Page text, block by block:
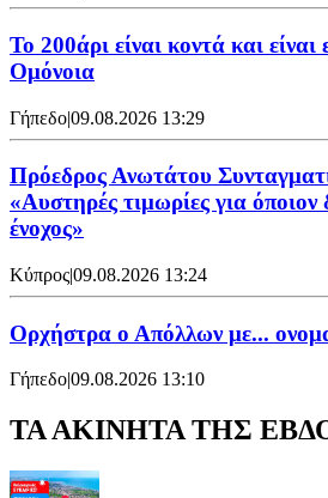
Το 200άρι είναι κοντά και είναι
Ομόνοια
Γήπεδο|09.08.2026 13:29
Πρόεδρος Ανωτάτου
«Αυστηρές τιμωρίες για όποιον
ένοχος»
Κύπρος|09.08.2026 13:24
Ορχήστρα o Aπόλλων με...
Γήπεδο|09.08.2026 13:10
ΤΑ ΑΚΙΝΗΤΑ ΤΗΣ